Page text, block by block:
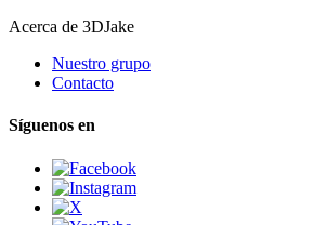
Acerca de 3DJake
Nuestro grupo
Contacto
Síguenos en